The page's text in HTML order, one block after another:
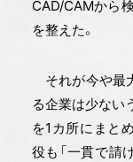
CAD/CAMから
を整えた。
それが今や最
る企業は少ない
を1カ所にまと
役も「一貫で請